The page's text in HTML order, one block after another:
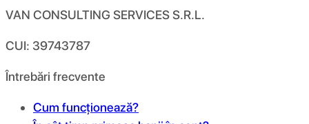
VAN CONSULTING SERVICES S.R.L.
CUI: 39743787
Întrebări frecvente
Cum funcționează?